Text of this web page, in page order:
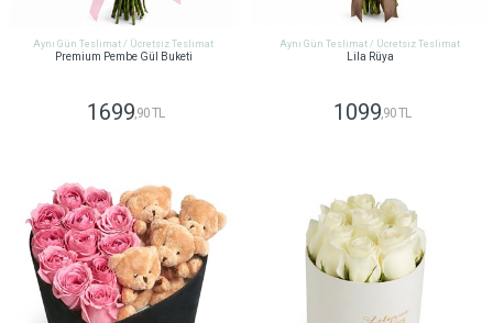
Aynı Gün Teslimat / Ücretsiz Teslimat
Premium Pembe Gül Buketi
1699,90 TL
Aynı Gün Teslimat / Ücretsiz Teslimat
Lila Rüya
1099,90 TL